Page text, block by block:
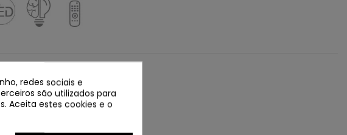
redes sociais e
são utilizados para
Aceita estes cookies e o